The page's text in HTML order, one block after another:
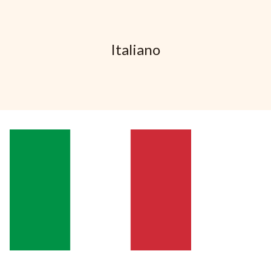
Italiano